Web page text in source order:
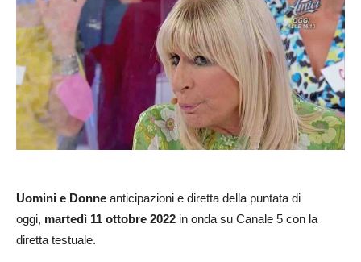
Uomini e Donne anticipazioni e diretta della puntata di
oggi, martedì 11 ottobre 2022 in onda su Canale 5 con la
diretta testuale.